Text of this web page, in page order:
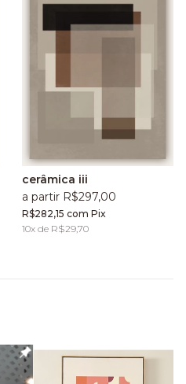
cerâmica iii
a partir R$297,00
R$282,15 com Pix
10x de R$29,70